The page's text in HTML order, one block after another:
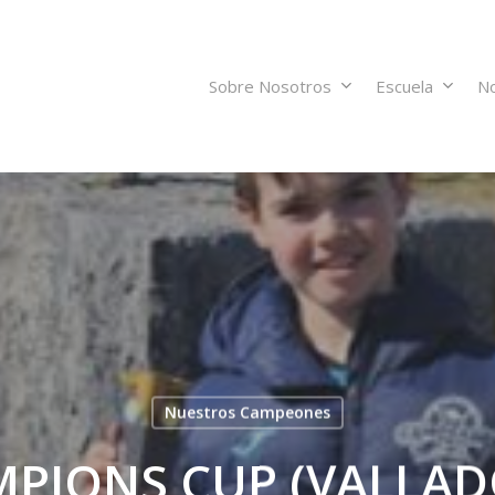
Sobre Nosotros Escuela
Nuestros Campeones
CUP